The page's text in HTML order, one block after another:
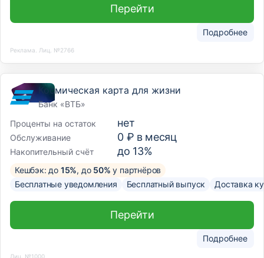
Подробнее
Перейти
Реклама. Лиц. №2766
Космическая карта для жизни
Банк «ВТБ»
Проценты на остаток
нет
Обслуживание 0 ₽ в месяц
Накопительный счёт до 13%
Кешбэк: до 15%, до 50% у партнёров
Бесплатные уведомления
Бесплатный выпуск Доставка
Подробнее
Перейти
Лиц. №1000